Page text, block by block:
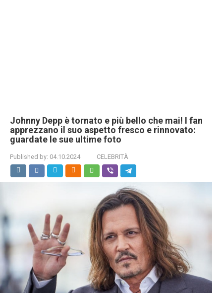
Johnny Depp è tornato e più bello che mai! I fan
apprezzano il suo aspetto fresco e rinnovato:
guardate le sue ultime foto
Published by: 04.10.2024 CELEBRITÀ